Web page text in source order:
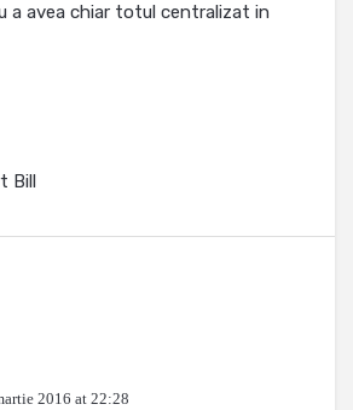
a avea chiar totul centralizat in
Bill
2016 at 22:28